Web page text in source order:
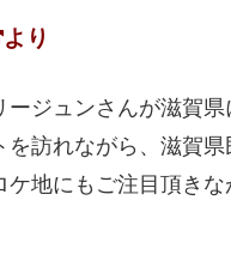
より
ージュンさんが滋賀
訪れながら、滋賀県
地にもご注目頂きな